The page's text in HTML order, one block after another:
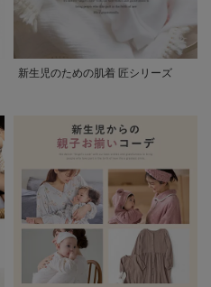
新生児のための肌着 匠シリーズ